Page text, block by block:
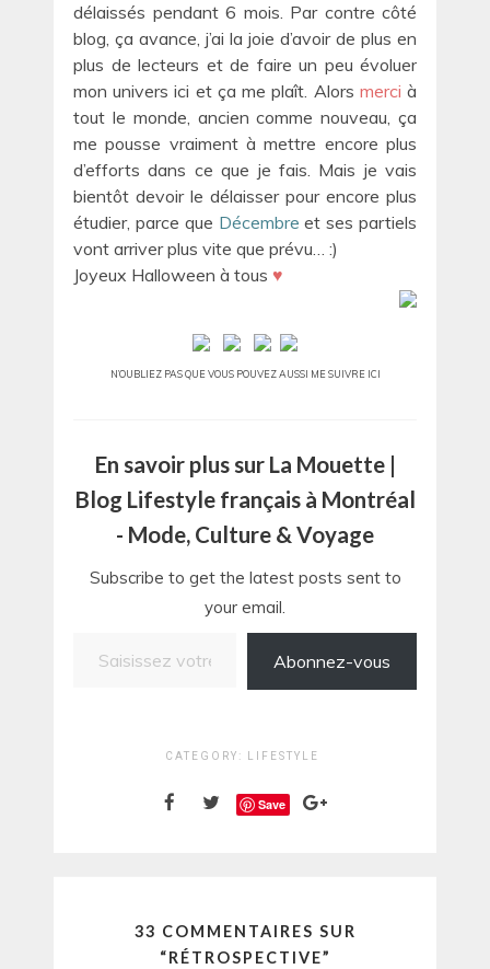
délaissés pendant 6 mois. Par contre côté
blog, ça avance, j’ai la joie d’avoir de plus en
plus de lecteurs et de faire un peu évoluer
mon univers ici et ça me plaît. Alors merci à
tout le monde, ancien comme nouveau, ça
me pousse vraiment à mettre encore plus
d’efforts dans ce que je fais. Mais je vais
bientôt devoir le délaisser pour encore plus
étudier, parce que Décembre et ses partiels
vont arriver plus vite que prévu… :)
Joyeux Halloween à tous ♥
N’OUBLIEZ PAS QUE VOUS POUVEZ AUSSI ME SUIVRE ICI
En savoir plus sur La Mouette |
Blog Lifestyle français à Montréal
- Mode, Culture & Voyage
Subscribe to get the latest posts sent to
your email.
Abonnez-vous
CATEGORY: LIFESTYLE
Save
33 COMMENTAIRES SUR
“RÉTROSPECTIVE”